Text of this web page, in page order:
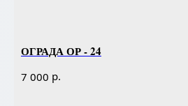
ОГРАДА ОР - 24
7 000 р.